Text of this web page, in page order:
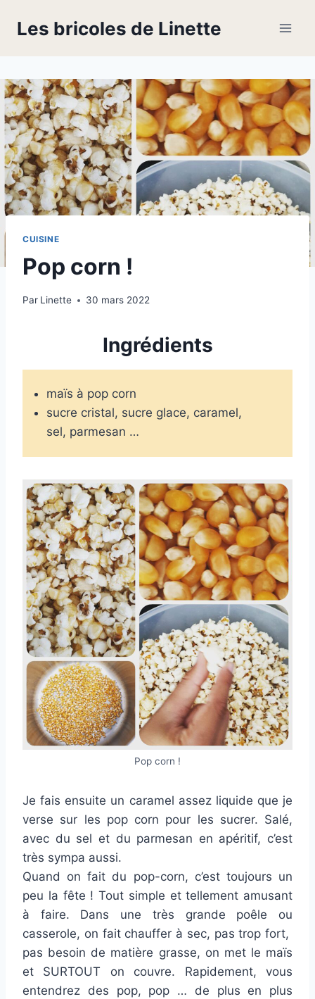
Les bricoles de Linette
CUISINE
Pop corn !
Par Linette 30 mars 2022
Ingrédients
maïs à pop corn
sucre cristal, sucre glace, caramel,
sel, parmesan …
Pop corn !
Je fais ensuite un caramel assez liquide que je
verse sur les pop corn pour les sucrer. Salé,
avec du sel et du parmesan en apéritif, c’est
très sympa aussi.
Quand on fait du pop-corn, c’est toujours un
peu la fête ! Tout simple et tellement amusant
à faire. Dans une très grande poêle ou
casserole, on fait chauffer à sec, pas trop fort,
pas besoin de matière grasse, on met le maïs
et SURTOUT on couvre. Rapidement, vous
entendrez des pop, pop … de plus en plus